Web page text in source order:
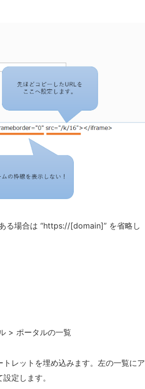
る場合は “https://[domain]” を省略し
> ポータルの一覧
レットを埋め込みます。左の一覧にア
定します。